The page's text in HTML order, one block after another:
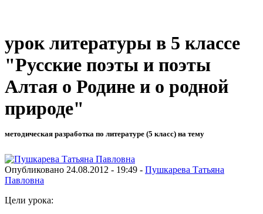
урок литературы в 5 классе
"Русские поэты и поэты
Алтая о Родине и о родной
природе"
методическая разработка по литературе (5 класс) на тему
Опубликовано 24.08.2012 - 19:49 - Пушкарева Татьяна
Павловна
Цели урока: